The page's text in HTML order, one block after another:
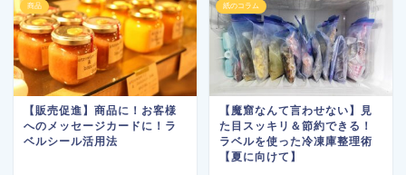
商品
【販売促進】商品に！お客様
へのメッセージカードに！ラ
ベルシール活用法
紙のコラム
【魔窟なんて言わせない】見
た目スッキリ＆節約できる！
ラベルを使った冷凍庫整理術
【夏に向けて】